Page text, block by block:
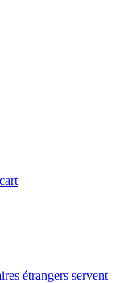
étrangers servent